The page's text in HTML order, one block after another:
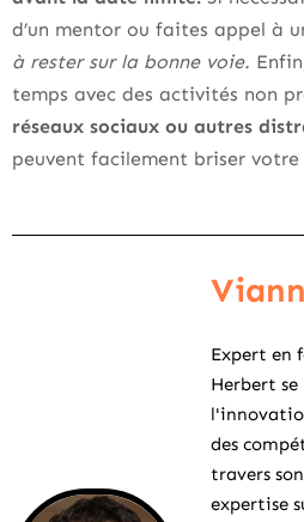
d’un mentor ou faites appel à
à rester sur la bonne voie.
temps avec des activités non
réseaux sociaux ou autres
peuvent facilement briser
Expert en
Herbert se
des
travers
expertise